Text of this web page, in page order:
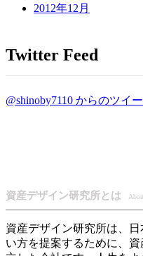
2012年12月
Twitter Feed
@shinoby7110 からのツイー
資産デザイン研究所とは
資産デザイン研究所は、
い方を提案するために、